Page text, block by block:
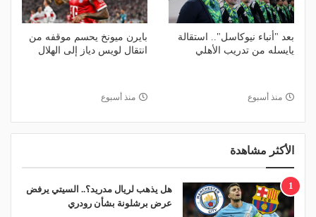
بعد "أنباء نيوكاسل".. استقالة
يايسله من تدريب الأهلي
منذ أسبوع
بايرن ميونخ يحسم موقفه من
انتقال لويس دياز إلى الهلال
منذ أسبوع
الأكثر مشاهدة
1
هل يذهب لريال مدريد؟.. السيتي يرفض
عرض برشلونة بشأن رودري